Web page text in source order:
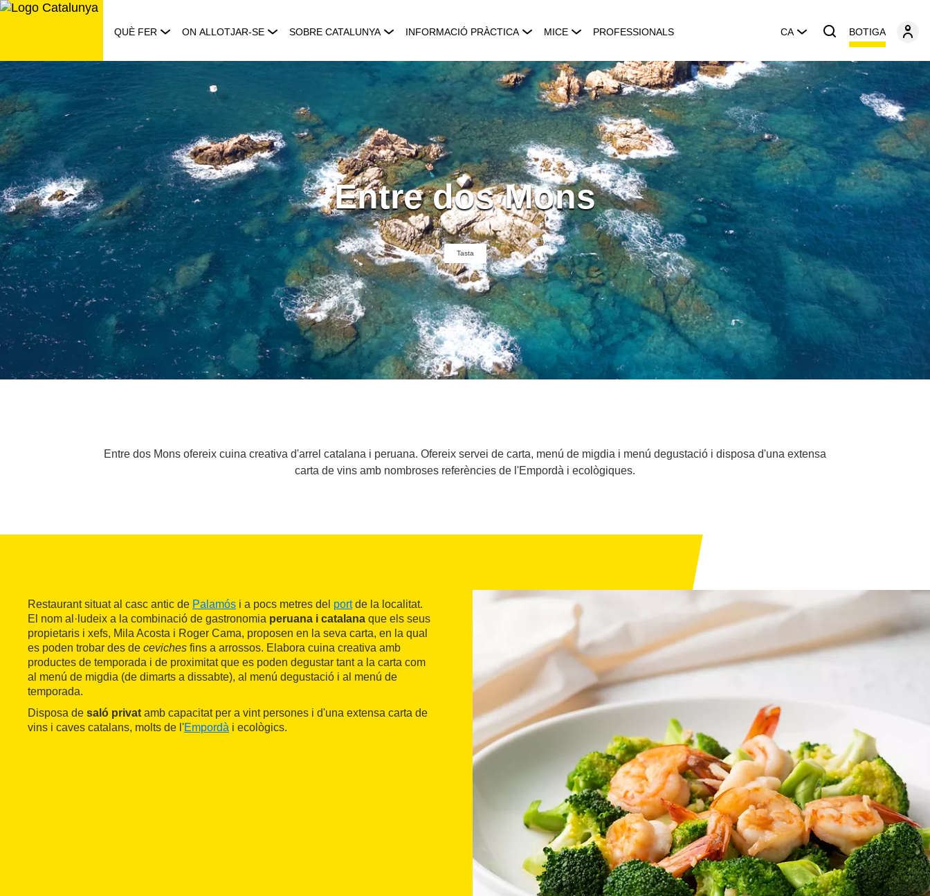
Saltar
QUÈ FER ON ALLOTJAR-SE SOBRE CATALUNYA INFORMACIÓ PRÀCTICA MICE PROFESSIONALS CA BOTIGA
Entre dos Mons
Tasta
Entre dos Mons ofereix cuina creativa d'arrel catalana i peruana. Ofereix servei de carta, menú de migdia i menú degustació i disposa d'una extensa
carta de vins amb nombroses referències de l'Empordà i ecològiques.
Restaurant situat al casc antic de Palamós i a pocs metres del portde la localitat.
El nom al·ludeix a la combinació de gastronomia peruana i catalana que els seus
propietaris i xefs, Mila Acosta i Roger Cama, proposen en la seva carta, en la qual
es poden trobar des de ceviches fins a arrossos. Elabora cuina creativa amb
productes de temporada i de proximitat que es poden degustar tant a la carta com
al menú de migdia (de dimarts a dissabte), al menú degustació i al menú de
temporada.
Disposa de saló privat amb capacitat per a vint persones i d'una extensa carta de
vins i caves catalans, molts de l'Empordà i ecològics.